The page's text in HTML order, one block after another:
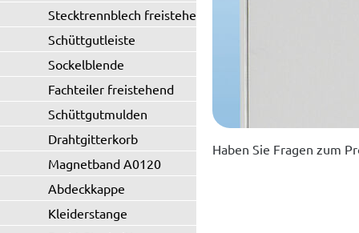
Stecktrennblech freistehend
Schüttgutleiste
Sockelblende
Fachteiler freistehend
Schüttgutmulden
Drahtgitterkorb
Magnetband A0120
Abdeckkappe
Kleiderstange
Haben Sie Fragen zum